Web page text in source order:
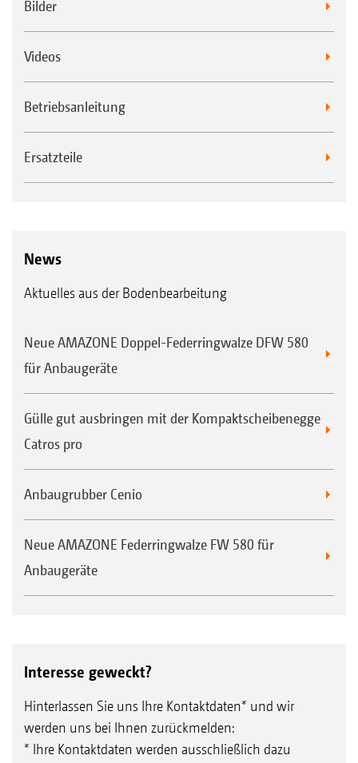
Bilder
Videos
Betriebsanleitung
Ersatzteile
News
Aktuelles aus der Bodenbearbeitung
Neue AMAZONE Doppel-Federringwalze DFW 580
für Anbaugeräte
Gülle gut ausbringen mit der Kompaktscheibenegge
Catros pro
Anbaugrubber Cenio
Neue AMAZONE Federringwalze FW 580 für
Anbaugeräte
Interesse geweckt?
Hinterlassen Sie uns Ihre Kontaktdaten* und wir
werden uns bei Ihnen zurückmelden:
* Ihre Kontaktdaten werden ausschließlich dazu